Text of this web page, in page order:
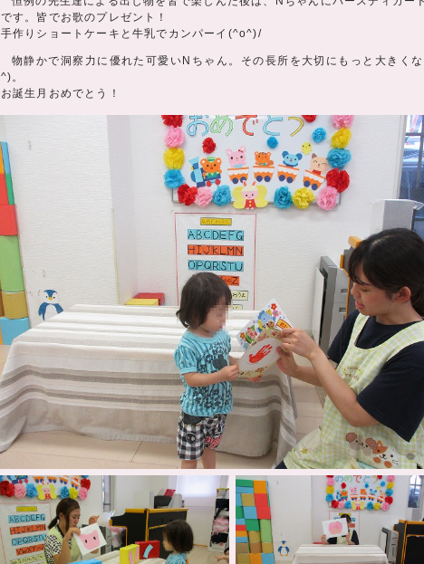
です。皆でお歌のプレゼント！
手作りショートケーキと牛乳でカンパーイ(^o^)/
物静かで洞察力に優れた可愛いNちゃん。その長所を大切にもっと大きく
^)。
お誕生月おめでとう！